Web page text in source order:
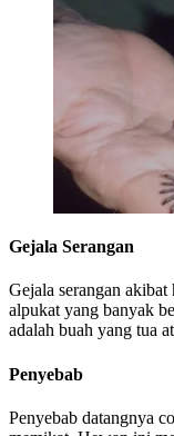
Gejala Serangan
Gejala serangan
alpukat yang banyak
adalah buah yang tua
Penyebab
Penyebab datangnya